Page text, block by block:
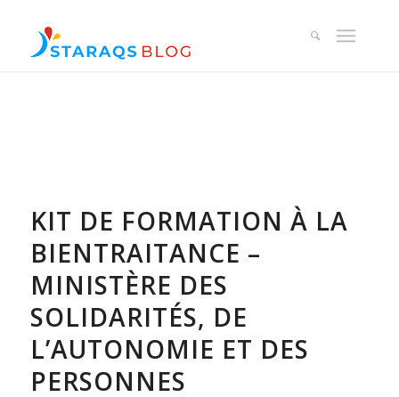
KIT DE FORMATION À LA
BIENTRAITANCE –
MINISTÈRE DES
SOLIDARITÉS, DE
L’AUTONOMIE ET DES
PERSONNES